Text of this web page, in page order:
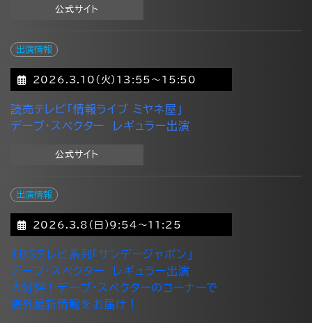
公式サイト
出演情報
2026.3.10(火)13:55～15:50
読売テレビ「情報ライブ ミヤネ屋」
デーブ・スペクター レギュラー出演
公式サイト
出演情報
2026.3.8(日)9:54～11:25
TBSテレビ系列「サンデージャポン」
デーブ・スペクター レギュラー出演
大好評！デーブ・スペクターのコーナーで
海外最新情報をお届け！